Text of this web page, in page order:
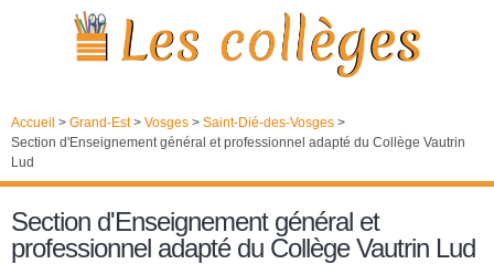
Accueil > Grand-Est> Vosges > Saint-Dié-des-Vosges >
Section d'Enseignement général et professionnel adapté du Collège Vautrin
Lud
Section d'Enseignement général et
professionnel adapté du Collège Vautrin Lud